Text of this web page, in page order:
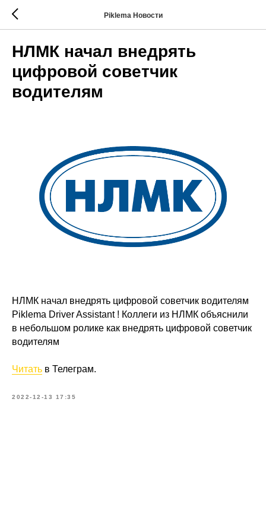
Piklema Новости
НЛМК начал внедрять
цифровой советчик
водителям
НЛМК начал внедрять цифровой советчик водителям
Piklema Driver Assistant ! Коллеги из НЛМК объяснили
в небольшом ролике как внедрять цифровой советчик
водителям
Читать в Телеграм.
2022-12-13 17:35